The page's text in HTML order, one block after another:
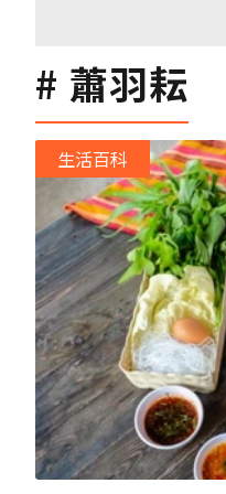
蕭羽耘
生活百科